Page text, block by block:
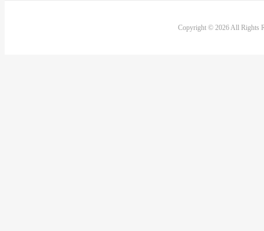
Copyright © 2026 All Rights